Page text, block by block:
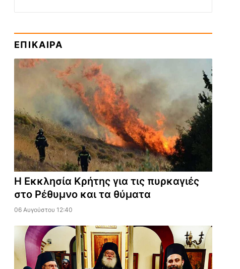
ΕΠΙΚΑΙΡΑ
Η Εκκλησία Κρήτης για τις πυρκαγιές
στο Ρέθυμνο και τα θύματα
06 Αυγούστου 12:40